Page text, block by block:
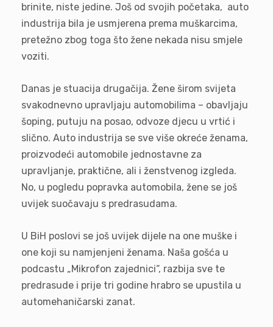
brinite, niste jedine. Još od svojih početaka, auto
industrija bila je usmjerena prema muškarcima,
pretežno zbog toga što žene nekada nisu smjele
voziti.
Danas je stuacija drugačija. Žene širom svijeta
svakodnevno upravljaju automobilima – obavljaju
šoping, putuju na posao, odvoze djecu u vrtić i
slično. Auto industrija se sve više okreće ženama,
proizvodeći automobile jednostavne za
upravljanje, praktične, ali i ženstvenog izgleda.
No, u pogledu popravka automobila, žene se još
uvijek suočavaju s predrasudama.
U BiH poslovi se još uvijek dijele na one muške i
one koji su namjenjeni ženama. Naša gošća u
podcastu „Mikrofon zajednici“, razbija sve te
predrasude i prije tri godine hrabro se upustila u
automehaničarski zanat.